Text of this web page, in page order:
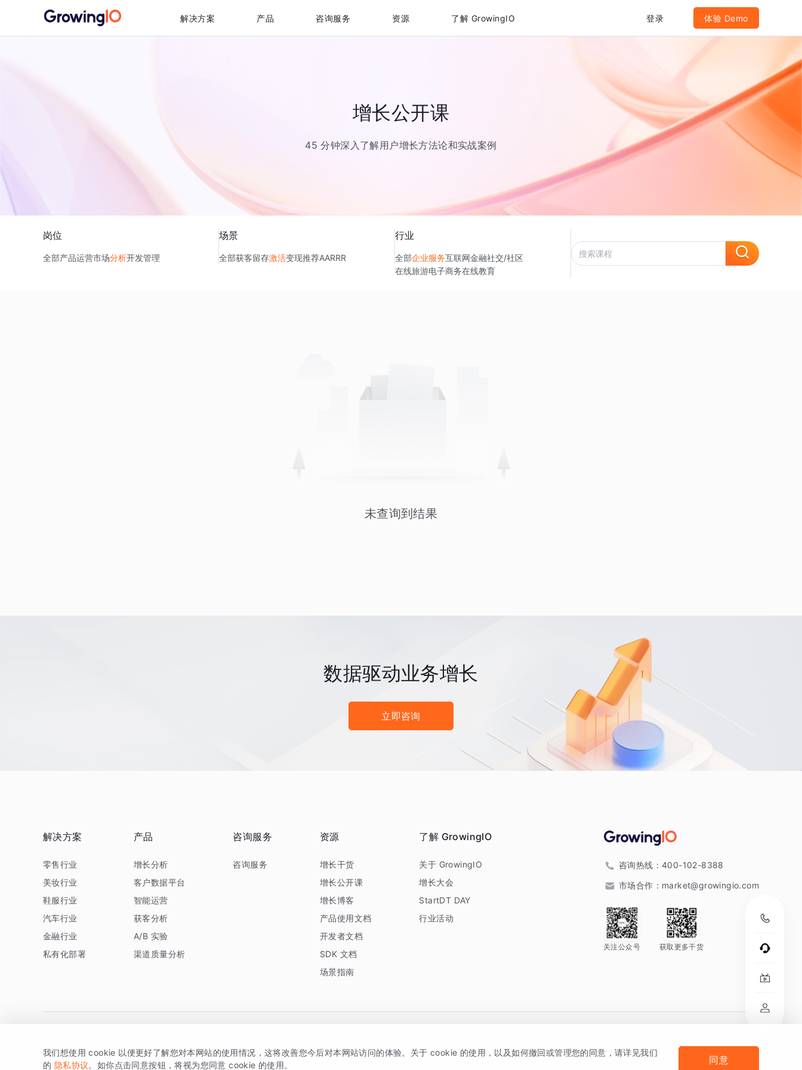
解决方案 产品 咨询服务 资源 了解 GrowingIO 登录 体验 Demo
增长公开课
45 分钟深入了解用户增长方法论和实战案例
岗位
全部产品运营市场分析开发管理
场景
全部获客留存激活变现推荐AARRR
行业
全部企业服务互联网金融社交/社区
在线旅游电子商务在线教育
未查询到结果
数据驱动业务增长
立即咨询
解决方案
零售行业
美妆行业
鞋服行业
汽车行业
金融行业
私有化部署
产品
增长分析
客户数据平台
智能运营
获客分析
A/B 实验
渠道质量分析
咨询服务
咨询服务
资源
增长干货
增长公开课
增长博客
产品使用文档
开发者文档
SDK 文档
场景指南
了解 GrowingIO
关于 GrowingIO
增长大会
StartDT DAY
行业活动
咨询热线： 400-102-8388
市场合作： market@growingio.com
关注公众号 获取更多干货
版权所有 © 北京易数科技有限公司SDK相关说明 京ICP备15038330号 法律声明及隐私条款
我们想使用 cookie 以便更好了解您对本网站的使用情况，这将改善您今后对本网站访问的体验。关于 cookie 的使用，以及如何撤回或管理您的同意，请详见我们
的 隐私协议。如你点击同意按钮，将视为您同意 cookie 的使用。 同意